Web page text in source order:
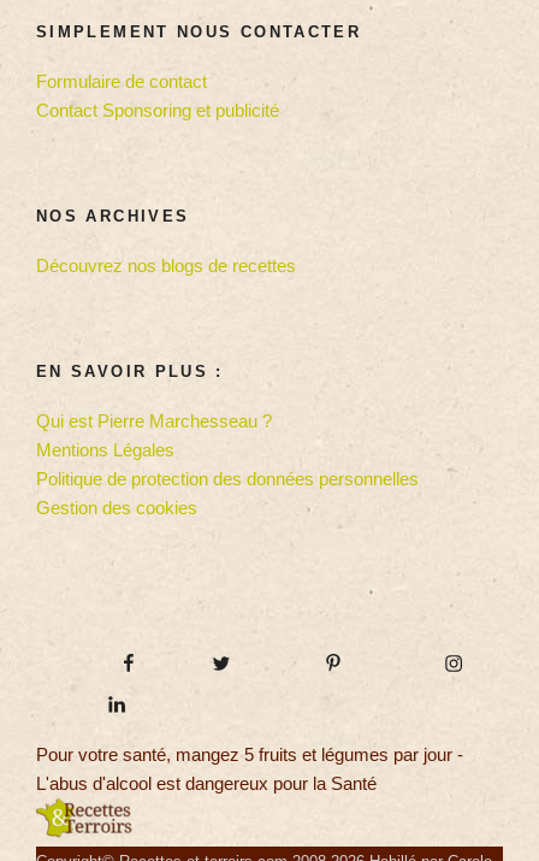
SIMPLEMENT NOUS CONTACTER
Formulaire de contact
Contact Sponsoring et publicité
NOS ARCHIVES
Découvrez nos blogs de recettes
EN SAVOIR PLUS :
Qui est Pierre Marchesseau ?
Mentions Légales
Politique de protection des données personnelles
Gestion des cookies
Pour votre santé, mangez 5 fruits et légumes par jour -
L'abus d'alcool est dangereux pour la Santé